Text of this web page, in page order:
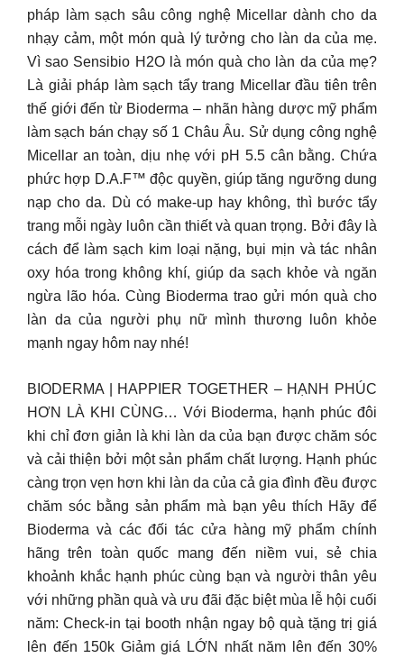
pháp làm sạch sâu công nghệ Micellar dành cho da
nhạy cảm, một món quà lý tưởng cho làn da của mẹ.
Vì sao Sensibio H2O là món quà cho làn da của mẹ?
Là giải pháp làm sạch tẩy trang Micellar đầu tiên trên
thế giới đến từ Bioderma – nhãn hàng dược mỹ phẩm
làm sạch bán chạy số 1 Châu Âu. Sử dụng công nghệ
Micellar an toàn, dịu nhẹ với pH 5.5 cân bằng. Chứa
phức hợp D.A.F™ độc quyền, giúp tăng ngưỡng dung
nạp cho da. Dù có make-up hay không, thì bước tẩy
trang mỗi ngày luôn cần thiết và quan trọng. Bởi đây là
cách để làm sạch kim loại nặng, bụi mịn và tác nhân
oxy hóa trong không khí, giúp da sạch khỏe và ngăn
ngừa lão hóa. Cùng Bioderma trao gửi món quà cho
làn da của người phụ nữ mình thương luôn khỏe
mạnh ngay hôm nay nhé!
BIODERMA | HAPPIER TOGETHER – HẠNH PHÚC
HƠN LÀ KHI CÙNG… Với Bioderma, hạnh phúc đôi
khi chỉ đơn giản là khi làn da của bạn được chăm sóc
và cải thiện bởi một sản phẩm chất lượng. Hạnh phúc
càng trọn vẹn hơn khi làn da của cả gia đình đều được
chăm sóc bằng sản phẩm mà bạn yêu thích Hãy để
Bioderma và các đối tác cửa hàng mỹ phẩm chính
hãng trên toàn quốc mang đến niềm vui, sẻ chia
khoảnh khắc hạnh phúc cùng bạn và người thân yêu
với những phần quà và ưu đãi đặc biệt mùa lễ hội cuối
năm: Check-in tại booth nhận ngay bộ quà tặng trị giá
lên đến 150k Giảm giá LỚN nhất năm lên đến 30%